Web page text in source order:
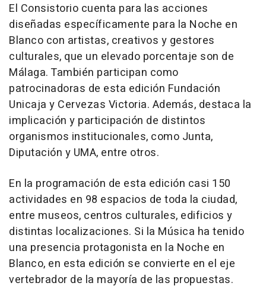
El Consistorio cuenta para las acciones
diseñadas específicamente para la Noche en
Blanco con artistas, creativos y gestores
culturales, que un elevado porcentaje son de
Málaga. También participan como
patrocinadoras de esta edición Fundación
Unicaja y Cervezas Victoria. Además, destaca la
implicación y participación de distintos
organismos institucionales, como Junta,
Diputación y UMA, entre otros.
En la programación de esta edición casi 150
actividades en 98 espacios de toda la ciudad,
entre museos, centros culturales, edificios y
distintas localizaciones. Si la Música ha tenido
una presencia protagonista en la Noche en
Blanco, en esta edición se convierte en el eje
vertebrador de la mayoría de las propuestas.